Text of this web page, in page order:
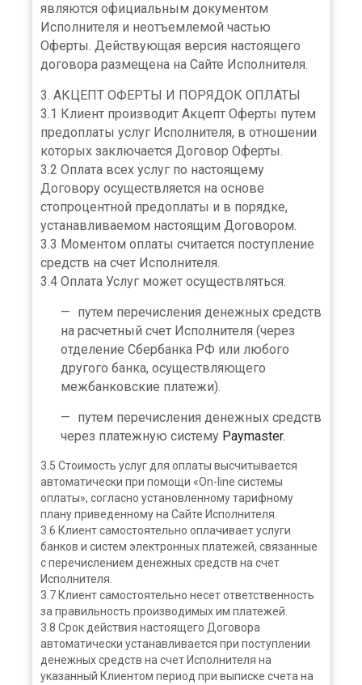
являются официальным документом
Исполнителя и неотъемлемой частью
Оферты. Действующая версия настоящего
договора размещена на Сайте Исполнителя.
3. АКЦЕПТ ОФЕРТЫ И ПОРЯДОК ОПЛАТЫ
3.1 Клиент производит Акцепт Оферты путем
предоплаты услуг Исполнителя, в отношении
которых заключается Договор Оферты.
3.2 Оплата всех услуг по настоящему
Договору осуществляется на основе
стопроцентной предоплаты и в порядке,
устанавливаемом настоящим Договором.
3.3 Моментом оплаты считается поступление
средств на счет Исполнителя.
3.4 Оплата Услуг может осуществляться:
путем перечисления денежных средств
на расчетный счет Исполнителя (через
отделение Сбербанка РФ или любого
другого банка, осуществляющего
межбанковские платежи).
путем перечисления денежных средств
через платежную систему Paymaster.
3.5 Стоимость услуг для оплаты высчитывается
автоматически при помощи «On-line системы
оплаты», согласно установленному тарифному
плану приведенному на Сайте Исполнителя.
3.6 Клиент самостоятельно оплачивает услуги
банков и систем электронных платежей, связанные
с перечислением денежных средств на счет
Исполнителя.
3.7 Клиент самостоятельно несет ответственность
за правильность производимых им платежей.
3.8 Срок действия настоящего Договора
автоматически устанавливается при поступлении
денежных средств на счет Исполнителя на
указанный Клиентом период при выписке счета на